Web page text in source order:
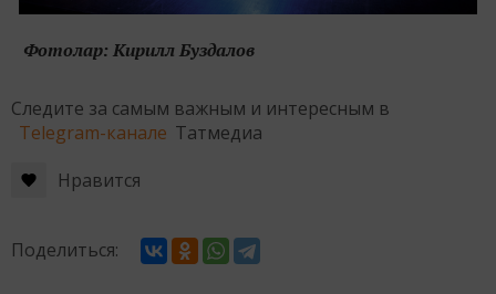
Фотолар: Кирилл Буздалов
Следите за самым важным и интересным в
Telegram-канале Татмедиа
Нравится
Поделиться: